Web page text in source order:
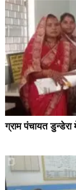
ग्राम पंचायत